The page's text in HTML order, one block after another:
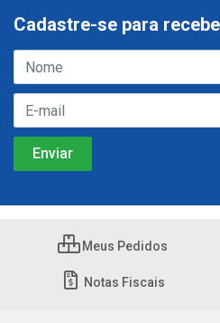
Cadastre-se para
Meus Pedidos
Notas Fiscais